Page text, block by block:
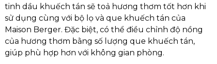
tinh dầu khuếch tán sẽ toả hương thơm tốt hơn khi
sử dụng cùng với bộ lọ và que khuếch tán của
Maison Berger. Đặc biệt, có thể điều chỉnh độ nồng
của hương thơm bằng số lượng que khuếch tán,
giúp phù hợp hơn với không gian phòng.